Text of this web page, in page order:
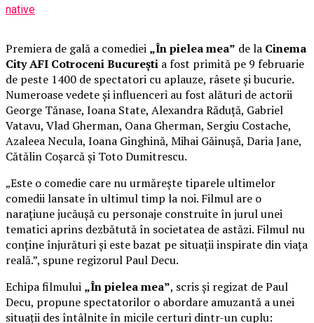
native
Premiera de gală a comediei „În pielea mea” de la Cinema
City AFI Cotroceni București a fost primită pe 9 februarie
de peste 1400 de spectatori cu aplauze, râsete și bucurie.
Numeroase vedete și influenceri au fost alături de actorii
George Tănase, Ioana State, Alexandra Răduță, Gabriel
Vatavu, Vlad Gherman, Oana Gherman, Sergiu Costache,
Azaleea Necula, Ioana Ginghină, Mihai Găinușă, Daria Jane,
Cătălin Coșarcă și Toto Dumitrescu.
„Este o comedie care nu urmărește tiparele ultimelor
comedii lansate în ultimul timp la noi. Filmul are o
narațiune jucăușă cu personaje construite în jurul unei
tematici aprins dezbătută în societatea de astăzi. Filmul nu
conține înjurături și este bazat pe situații inspirate din viața
reală.”, spune regizorul Paul Decu.
Echipa filmului „În pielea mea”, scris și regizat de Paul
Decu, propune spectatorilor o abordare amuzantă a unei
situații des întâlnite în micile certuri dintr-un cuplu: